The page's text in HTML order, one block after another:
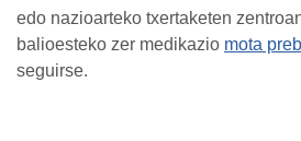
edo nazioarteko txertaketen
balioesteko zer medikazio mota
seguirse.